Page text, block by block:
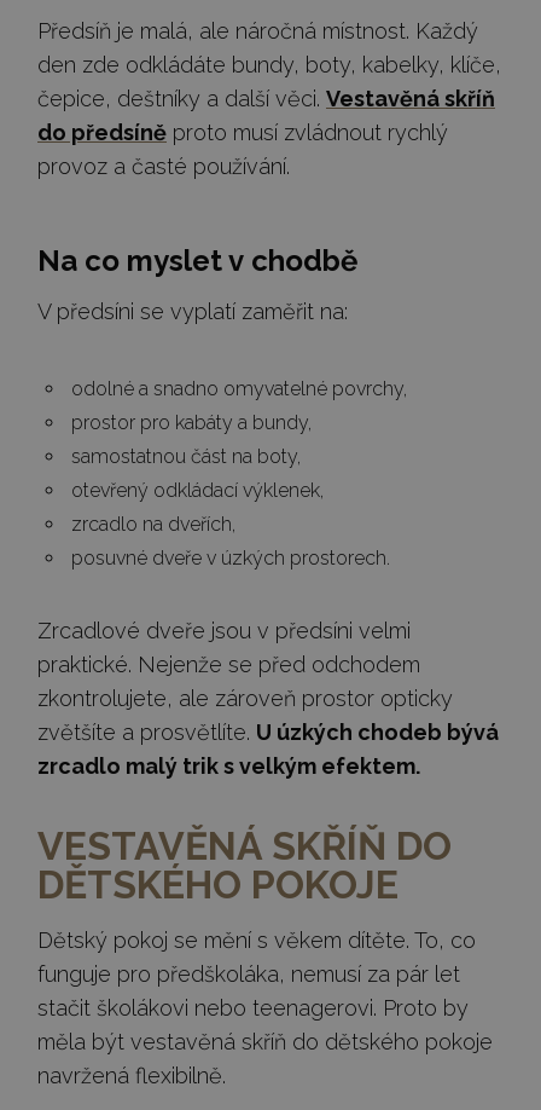
Předsíň je malá, ale náročná místnost. Každý
den zde odkládáte bundy, boty, kabelky, klíče,
čepice, deštníky a další věci. Vestavěná skříň
do předsíně proto musí zvládnout rychlý
provoz a časté používání.
Na co myslet v chodbě
V předsíni se vyplatí zaměřit na:
odolné a snadno omyvatelné povrchy,
prostor pro kabáty a bundy,
samostatnou část na boty,
otevřený odkládací výklenek,
zrcadlo na dveřích,
posuvné dveře v úzkých prostorech.
Zrcadlové dveře jsou v předsíni velmi
praktické. Nejenže se před odchodem
zkontrolujete, ale zároveň prostor opticky
zvětšíte a prosvětlíte. U úzkých chodeb bývá
zrcadlo malý trik s velkým efektem.
VESTAVĚNÁ SKŘÍŇ DO
DĚTSKÉHO POKOJE
Dětský pokoj se mění s věkem dítěte. To, co
funguje pro předškoláka, nemusí za pár let
stačit školákovi nebo teenagerovi. Proto by
měla být vestavěná skříň do dětského pokoje
navržená flexibilně.